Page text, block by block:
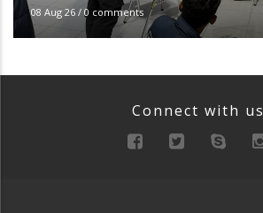
08 Aug 26 / 0 comments
Connect with us